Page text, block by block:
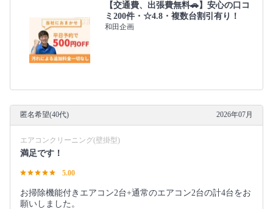
【交通費、出張費無料🚗】安心の口コ
ミ200件・☆4.8・複数台割引有り！
和田企画
匿名希望(40代) 2026年07月
エアコンクリーニング(壁掛型)
満足です！
5.00
お掃除機能付きエアコン2台+通常のエアコン2台の計4台をお
願いしました。